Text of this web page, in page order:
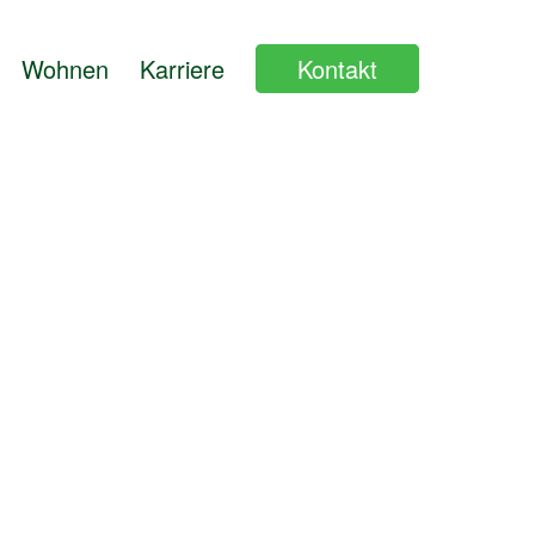
Wohnen Karriere Kontakt